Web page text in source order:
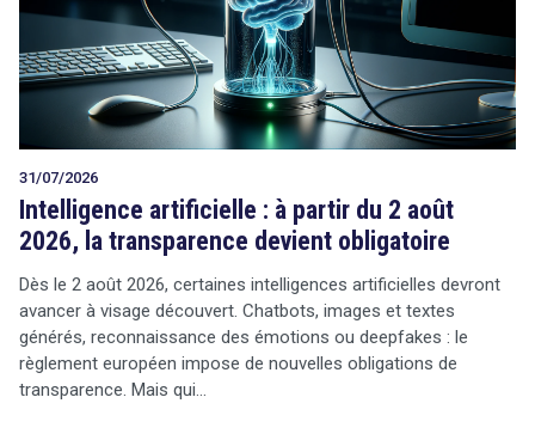
Tout sur le droit de l'innovation
Rechercher
CONTACT
31/07/2026
Intelligence artificielle : à partir du 2 août
2026, la transparence devient obligatoire
Dès le 2 août 2026, certaines intelligences artificielles devront
avancer à visage découvert. Chatbots, images et textes
générés, reconnaissance des émotions ou deepfakes : le
règlement européen impose de nouvelles obligations de
transparence. Mais qui…